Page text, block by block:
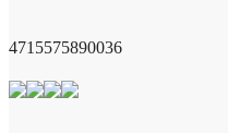
4715575890036